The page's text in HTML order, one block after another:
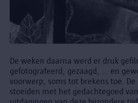
De weken daarna werd er druk
gefotografeerd, gezaagd, … en
voorwerp, soms tot brekens toe.
stoeiden met het gedachtegoed